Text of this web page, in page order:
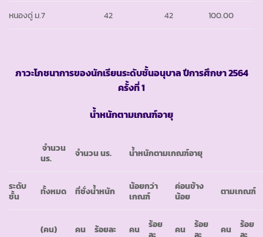
หนองดู่ ม.7 42 42 100.00
ภาวะโภชนาการของนักเรียนระดับชั้นอนุบาล ปีการศึกษา2564
ครั้งที่ 1
น้ำหนักตามเกณฑ์อายุ
จำนวน
นร.
จำนวน นร. น้ำหนักตามเกณฑ์อายุ
ระดับ
ชั้น
ทั้งหมด ที่ชั่งน้ำหนัก
น้อยกว่า
เกณฑ์
ค่อนข้าง
น้อย
ตามเกณฑ์
(คน) คน ร้อยละ คน
ร้อย
คน
ร้อย
คน
ร้อย